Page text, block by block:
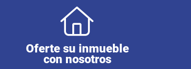
Oferte su inmueble
con nosotros